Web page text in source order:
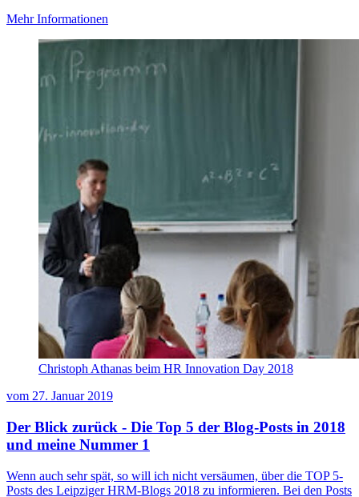
Mehr Informationen
Christoph Athanas beim HR Innovation Day 2018
vom 27. Januar 2019
Der Blick zurück - Die Top 5 der Blog-Posts in 2018
und meine Nummer 1
Wenn auch sehr spät, so will ich nicht versäumen, über die TOP 5-
Posts des Leipziger HRM-Blogs 2018 zu informieren. Bei den Posts